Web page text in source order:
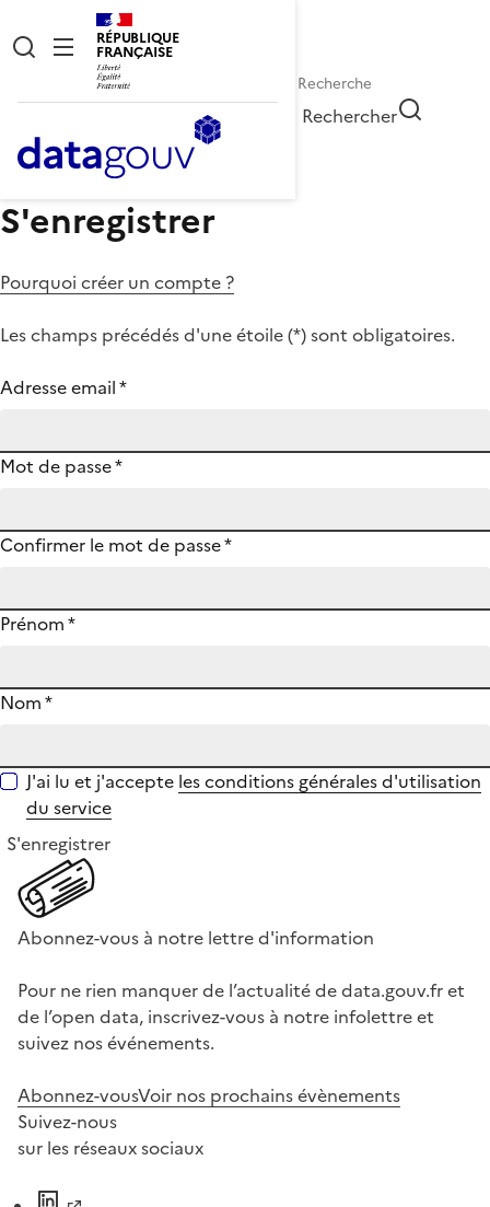
RÉPUBLIQUE
FRANÇAISE
Rechercher
S'enregistrer
Pourquoi créer un compte ?
Les champs précédés d'une étoile (*) sont obligatoires.
Adresse email*
Mot de passe*
Confirmer le mot de passe*
Prénom*
Nom*
J'ai lu et j'accepte les conditions générales d'utilisation
du service
S'enregistrer
Abonnez-vous à notre lettre d'information
Pour ne rien manquer de l’actualité de data.gouv.fr et
de l’open data, inscrivez-vous à notre infolettre et
suivez nos événements.
Abonnez-vousVoir nos prochains évènements
Suivez-nous
sur les réseaux sociaux